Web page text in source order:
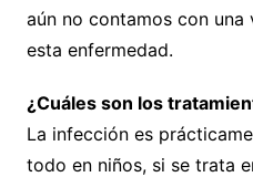
aún no contamos con
esta enfermedad.
¿Cuáles son los
La infección es
todo en niños, si se trata